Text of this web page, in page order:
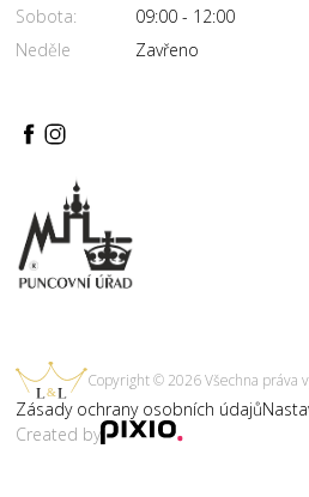
Sobota:
09:00 - 12:00
Neděle
Zavřeno
Copyright © 2026 Všechna práva
Zásady ochrany osobních údajů
Created by